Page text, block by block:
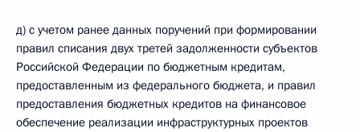
д) с учетом ранее данных поручений при формировании
правил списания двух третей задолженности субъектов
Российской Федерации по бюджетным кредитам,
предоставленным из федерального бюджета, и правил
предоставления бюджетных кредитов на финансовое
обеспечение реализации инфраструктурных проектов